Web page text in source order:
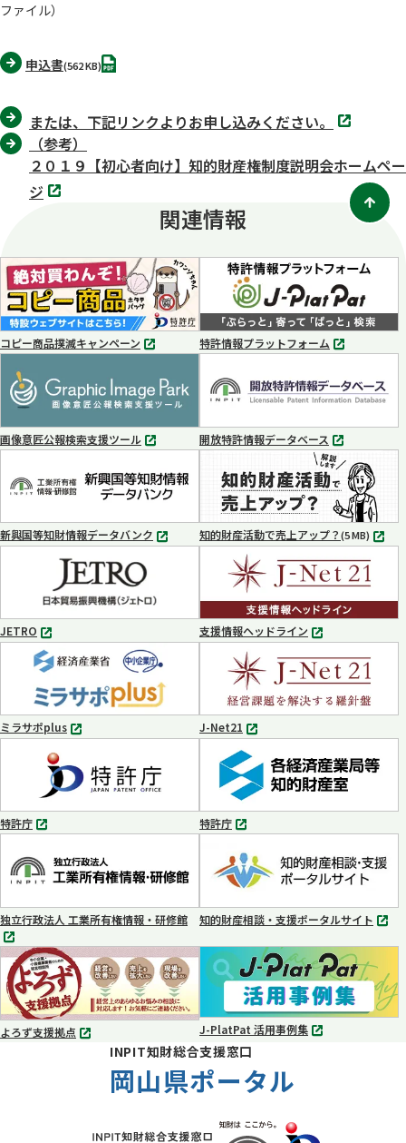
ファイル）
申込書(562 KB)PDF
または、下記リンクよりお申し込みください。
別
タ
開
（参考）
２０１９【初心者向け】知的財産権制度説明会ホームペー
ジ 別
タ
く
関連情報
コピー商品撲滅キャンペーン
別
で
開
く
特許情報プラットフォーム
別
ブ
で
く
画像意匠公報検索支援ツール
別
ブ
で
く
開放特許情報データベース
別
タ
ブ
で
開
く
新興国等知財情報データバンク
別
開
く
知的財産活動で売上アップ？(5 MB) MP4
JETRO
別
タ
ブ
で
開
く
支援情報ヘッドライン
別
タ
ブ
で
開
く
ミラサポplus
別
ブ
で
開
く
J-Net21
別
タ
ブ
で
開
く
特許庁
別
ブ
で
く
特許庁
別
ブ
で
開
く
独立行政法人 工業所有権情報・研修館
別
タ
ブ
で
知的財産相談・支援ポータルサイト
別
タ
開
く
よろず支援拠点
別
J-PlatPat 活用事例集
別
INPIT知財総合支援窓口
岡山県ポータル